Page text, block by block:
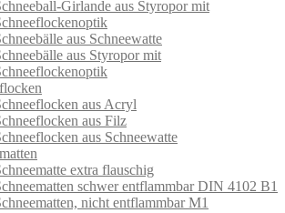
Girlande aus Styropor mit
aus Schneewatte
aus Styropor mit
aus Acryl
aus Filz
aus Schneewatte
extra flauschig
schwer entflammbar DIN 4102 B1
nicht entflammbar M1